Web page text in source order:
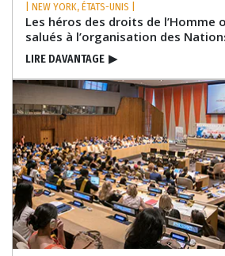
| NEW YORK, ÉTATS-UNIS |
Les héros des droits de l’Homme
salués à l’organisation des
LIRE DAVANTAGE ▶